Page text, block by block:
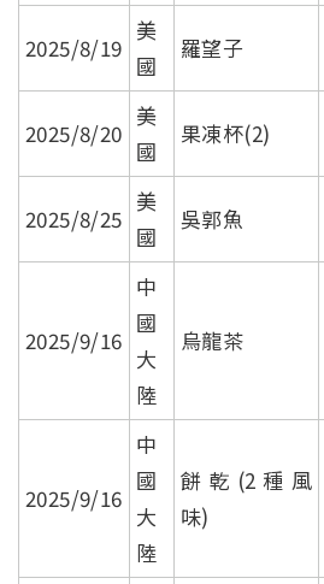
2025/8/19
美
國
羅望子
2025/8/20
美
國
果凍杯(2)
2025/8/25
美
國
吳郭魚
2025/9/16
中
國
大
陸
烏龍茶
2025/9/16
中
國
大
陸
餅乾(2種風
味)